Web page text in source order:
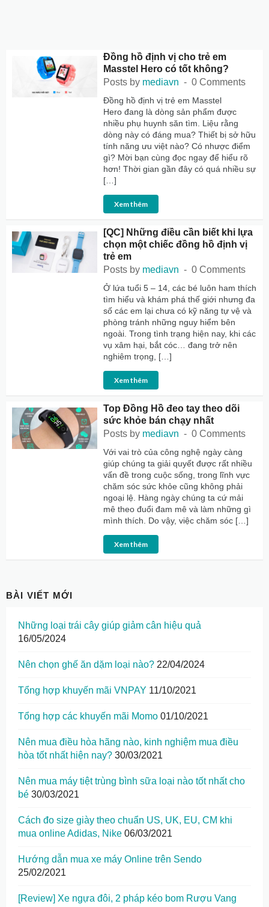
Đồng hồ định vị cho trẻ em
Masstel Hero có tốt không?
Posts by mediavn 0 Comments
Đồng hồ định vị trẻ em Masstel
Hero đang là dòng sản phẩm được
nhiều phụ huynh săn tìm. Liệu rằng
dòng này có đáng mua? Thiết bị sở hữu
tính năng ưu việt nào? Có nhược điểm
gì? Mời bạn cùng đọc ngay để hiểu rõ
hơn! Thời gian gần đây có quá nhiều sự
[…]
Xem thêm
[QC] Những điều cần biết khi lựa
chọn một chiếc đồng hồ định vị
trẻ em
Posts by mediavn 0 Comments
Ở lứa tuổi 5 – 14, các bé luôn ham thích
tìm hiểu và khám phá thế giới nhưng đa
số các em lại chưa có kỹ năng tự vệ và
phòng tránh những nguy hiểm bên
ngoài. Trong tình trạng hiện nay, khi các
vụ xâm hại, bắt cóc… đang trở nên
nghiêm trọng, […]
Xem thêm
Top Đồng Hồ đeo tay theo dõi
sức khỏe bán chạy nhất
Posts by mediavn 0 Comments
Với vai trò của công nghệ ngày càng
giúp chúng ta giải quyết được rất nhiều
vấn đề trong cuộc sống, trong lĩnh vực
chăm sóc sức khỏe cũng không phải
ngoại lệ. Hàng ngày chúng ta cứ mải
mê theo đuổi đam mê và làm những gì
mình thích. Do vậy, việc chăm sóc […]
Xem thêm
BÀI VIẾT MỚI
Những loại trái cây giúp giảm cân hiệu quả
16/05/2024
Nên chọn ghế ăn dặm loại nào? 22/04/2024
Tổng hợp khuyến mãi VNPAY 11/10/2021
Tổng hợp các khuyến mãi Momo 01/10/2021
Nên mua điều hòa hãng nào, kinh nghiệm mua điều
hòa tốt nhất hiện nay? 30/03/2021
Nên mua máy tiệt trùng bình sữa loại nào tốt nhất cho
bé 30/03/2021
Cách đo size giày theo chuẩn US, UK, EU, CM khi
mua online Adidas, Nike 06/03/2021
Hướng dẫn mua xe máy Online trên Sendo
25/02/2021
[Review] Xe ngựa đôi, 2 pháp kéo bom Rượu Vang